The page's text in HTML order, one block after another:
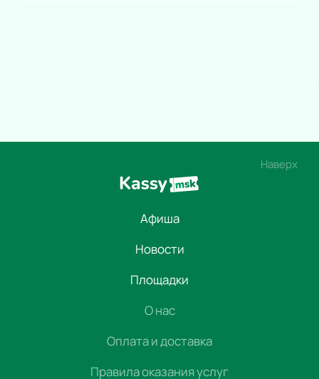
Наверх
Афиша
Новости
Площадки
О нас
Оплата и доставка
Правила оказания услуг